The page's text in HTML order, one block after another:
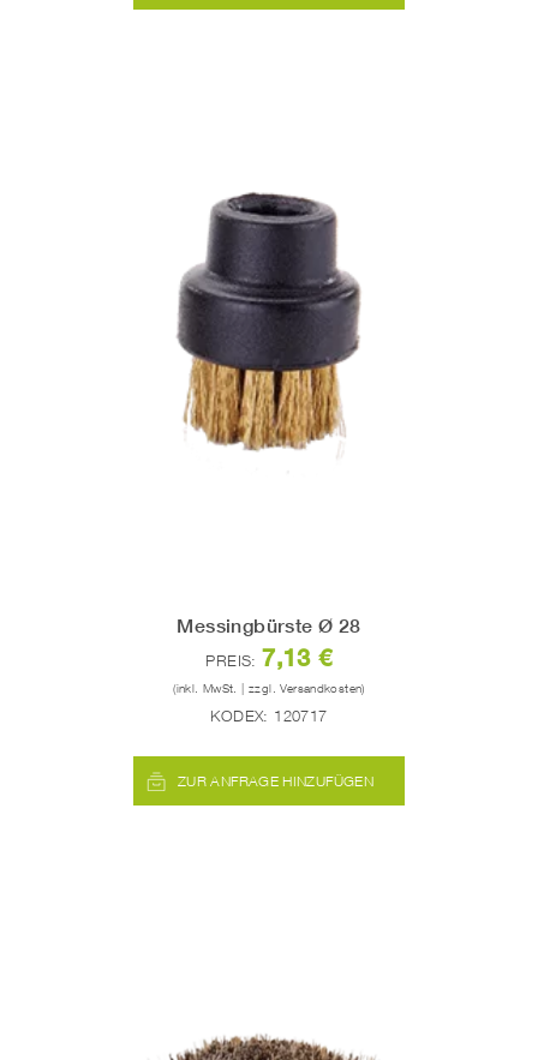
Messingbürste Ø 28
PREIS: 7,13 €
(inkl. MwSt. | zzgl. Versandkosten)
KODEX: 120717
ZUR ANFRAGE HINZUFÜGEN